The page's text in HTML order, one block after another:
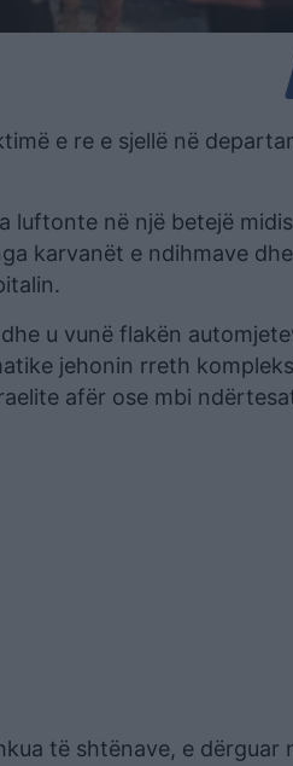
e re e sjellë në
luftonte në një betejë
karvanët e ndihmave
u vunë flakën
jehonin rreth
afër ose mbi
të shtënave, e dërguar